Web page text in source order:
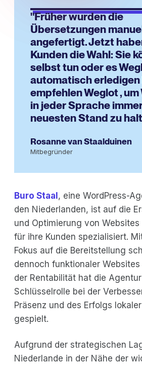
"Früher wurden die
Übersetzungen
angefertigt. Jetzt
Kunden die Wahl: Sie
selbst tun oder es
automatisch erledigen
empfehlen Weglot ,
in jeder Sprache
neuesten Stand zu
Rosanne van Staalduinen
Mitbegründer
Buro Staal, eine WordPress-
den Niederlanden, ist auf die
und Optimierung von Websites
für ihre Kunden spezialisiert.
Fokus auf die Bereitstellung
dennoch funktionaler
der Rentabilität hat die
Schlüsselrolle bei der
Präsenz und des Erfolgs
gespielt.
Aufgrund der strategischen
Niederlande in der Nähe der